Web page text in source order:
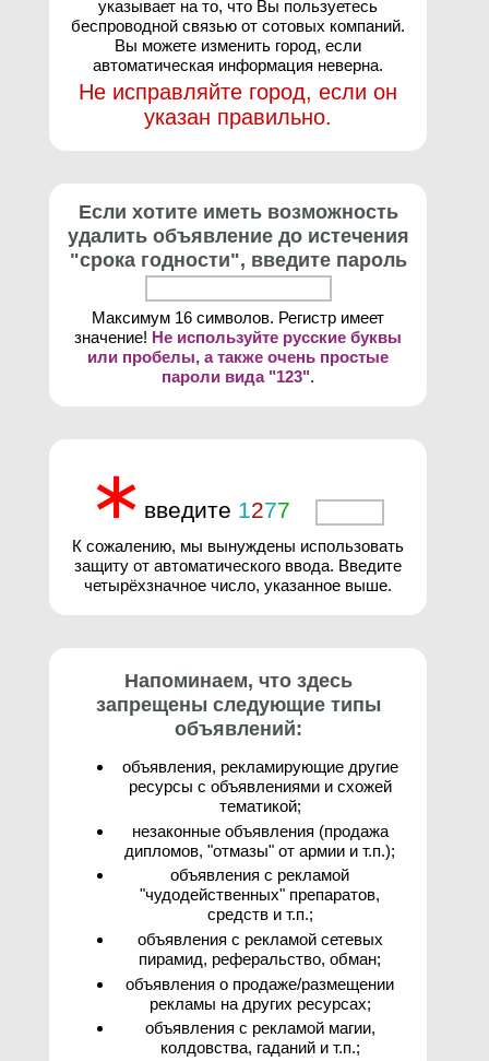
указывает на то, что Вы пользуетесь
беспроводной связью от сотовых компаний.
Вы можете изменить город, если
автоматическая информация неверна.
Не исправляйте город, если он
указан правильно.
Если хотите иметь возможность
удалить объявление до истечения
"срока годности", введите пароль
Максимум 16 символов. Регистр имеет
значение! Не используйте русские буквы
или пробелы, а также очень простые
пароли вида "123".
∗ введите 1277
К сожалению, мы вынуждены использовать
защиту от автоматического ввода. Введите
четырёхзначное число, указанное выше.
Напоминаем, что здесь
запрещены следующие типы
объявлений:
объявления, рекламирующие другие
ресурсы с объявлениями и схожей
тематикой;
незаконные объявления (продажа
дипломов, "отмазы" от армии и т.п.);
объявления с рекламой
"чудодейственных" препаратов,
средств и т.п.;
объявления с рекламой сетевых
пирамид, реферальство, обман;
объявления о продаже/размещении
рекламы на других ресурсах;
объявления с рекламой магии,
колдовства, гаданий и т.п.;